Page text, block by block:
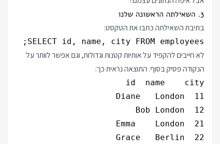
3. השאילתה הראשונה שלנו
בתיבת השאילתה כתבו את הטקסט:
SELECT id, name, city FROM employees;
לא חייבים להקפיד על אותיות קטנות וגדולות, וגם אפשר לוותר על
הנקודה פסיק בסוף. התוצאה נראית כך: